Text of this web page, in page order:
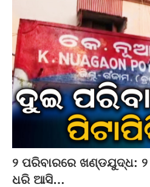
୨ ପରିବାରରେ ଖଣ୍ଡଯୁଦ୍ଧ: ୨
ଧରି ଆସି…